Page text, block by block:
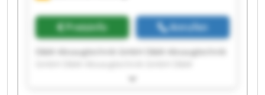
Preisinfo Anrufen
D&M Absaugtechnik GmbH D&M Absaugtechnik
Absaugtechnik GmbH D&M Absaugtechnik